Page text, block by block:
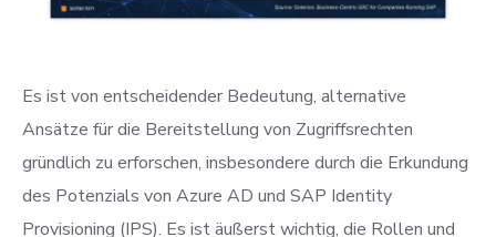
Es ist von entscheidender Bedeutung, alternative
Ansätze für die Bereitstellung von Zugriffsrechten
gründlich zu erforschen, insbesondere durch die Erkundung
des Potenzials von Azure AD und SAP Identity
Provisioning (IPS). Es ist äußerst wichtig, die Rollen und